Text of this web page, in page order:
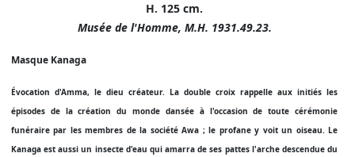
H. 125 cm.
Musée de l'Homme, M.H. 1931.49.23.
Masque Kanaga
Évocation d'Amma, le dieu créateur. La double croix rappelle aux initiés les
épisodes de la création du monde dansée à l'occasion de toute cérémonie
funéraire par les membres de la société Awa ; le profane y voit un oiseau. Le
Kanaga est aussi un insecte d'eau qui amarra de ses pattes l'arche descenduedu